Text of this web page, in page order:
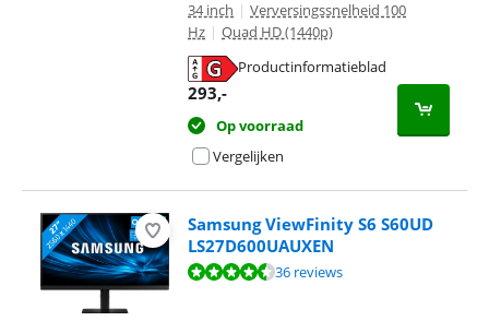
34 inch | Verversingssnelheid 100
Hz | Quad HD (1440p)
Productinformatieblad
293,-
Op voorraad
Vergelijken
Samsung ViewFinity S6 S60UD
LS27D600UAUXEN
Beoordeling is 8,8 van de 10, gebaseerd op 36 reviews.
36 reviews